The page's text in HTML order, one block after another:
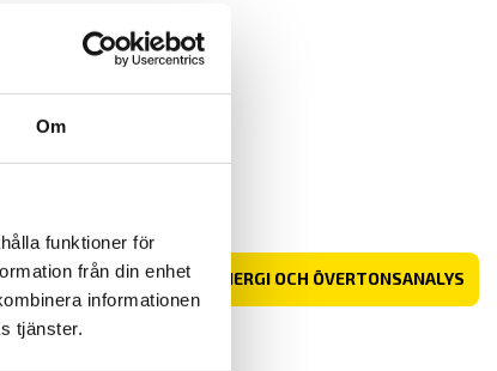
Om
funktioner för
från din enhet
informationen
tjänster.
I MER OM EFFEKT-ENERGI OCH ÖVERTONSANALYS